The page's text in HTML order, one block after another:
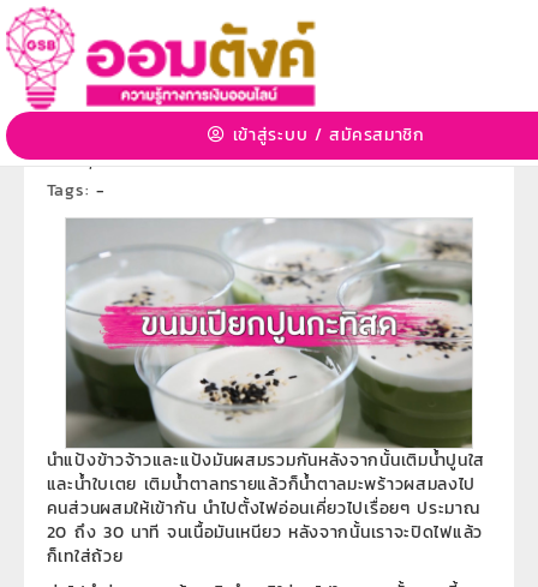
เข้าสู่ระบบ /สมัครสมาชิก
ขนมเปียกปูนกะทิสด หอม นุ่ม ละมุนลิ้น
14 ก.พ. 2565 18:19:39 | 5535 View
สร้างอาชีพ สร้างรายได้»หมวดหมู่ย่อย:
อาชีพ,ทำขนมหวาน
Tags: -
นำแป้งข้าวจ้าวและแป้งมันผสมรวมกันหลังจากนั้นเติมน้ำปูนใส
และน้ำใบเตย เติมน้ำตาลทรายแล้วก็น้ำตาลมะพร้าวผสมลงไป
คนส่วนผสมให้เข้ากัน นำไปตั้งไฟอ่อนเคี่ยวไปเรื่อยๆ ประมาณ
20 ถึง 30 นาที จนเนื้อมันเหนียว หลังจากนั้นเราจะปิดไฟแล้ว
ก็เทใส่ถ้วย